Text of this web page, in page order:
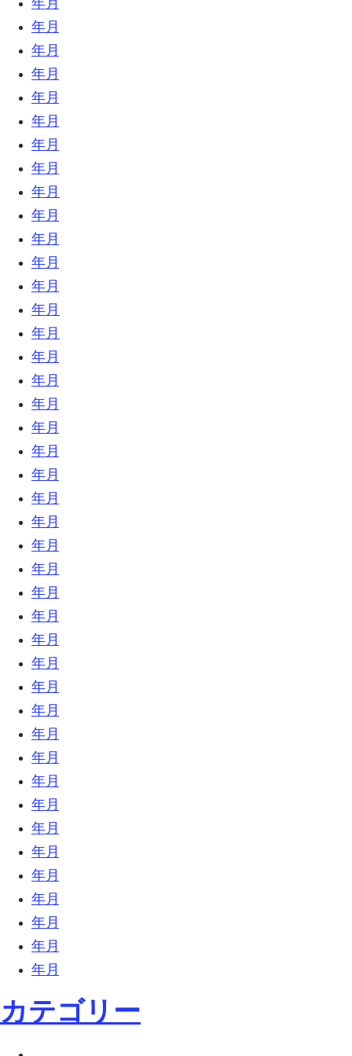
2022年3月 (3)
2022年2月 (3)
2021年12月 (2)
2021年6月 (1)
2021年4月 (1)
2021年1月 (1)
2020年12月 (1)
2020年10月 (1)
2020年7月 (7)
2020年6月 (3)
2020年5月 (4)
2020年4月 (6)
2020年3月 (5)
2020年2月 (7)
2020年1月 (7)
2019年12月 (23)
2019年11月 (18)
2019年10月 (24)
2019年9月 (31)
2019年8月 (21)
2019年7月 (9)
2019年6月 (23)
2019年5月 (6)
2019年4月 (12)
2019年3月 (18)
2019年2月 (17)
2019年1月 (34)
2018年12月 (18)
2018年11月 (17)
2018年10月 (16)
2018年9月 (17)
2018年8月 (13)
2018年7月 (32)
2018年6月 (23)
2018年5月 (26)
2018年4月 (10)
2018年3月 (18)
2018年2月 (31)
2018年1月 (27)
2017年12月 (9)
2017年11月 (6)
2017年10月 (27)
カテゴリー